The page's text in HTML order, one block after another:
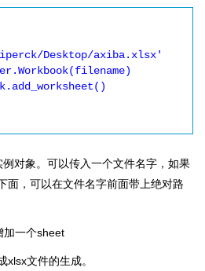
Desktop/axiba.xlsx'
对象。可以传入一个文件名字，如果
面，可以在文件名字前面带上绝对路
加一个sheet
xlsx文件的生成。